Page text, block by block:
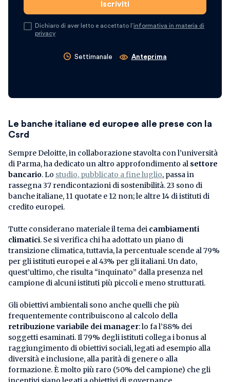
Dichiaro di aver letto e accettato l’informativa in materia di
privacy
Settimanale Anteprima
Le banche italiane ed europee alle prese con la
Csrd
Sempre Deloitte, in collaborazione stavolta con l’università
di Parma, ha dedicato un altro approfondimento al settore
bancario. Lo studio, pubblicato a fine luglio, passa in
rassegna 37 rendicontazioni di sostenibilità. 23 sono di
banche italiane, 11 quotate e 12 non; le altre 14 di istituti di
credito europei.
Tutte considerano materiale il tema dei cambiamenti
climatici. Se si verifica chi ha adottato un piano di
transizione climatica, tuttavia, la percentuale scende al 79%
per gli istituti europei e al 43% per gli italiani. Un dato,
quest’ultimo, che risulta “inquinato” dalla presenza nel
campione di alcuni istituti più piccoli e meno strutturati.
Gli obiettivi ambientali sono anche quelli che più
frequentemente contribuiscono al calcolo della
retribuzione variabile dei manager: lo fa l’88% dei
soggetti esaminati. Il 79% degli istituti collega i bonus al
raggiungimento di obiettivi sociali, legati ad esempio alla
diversità e inclusione, alla parità di genere o alla
formazione. È molto più raro (50% del campione) che gli